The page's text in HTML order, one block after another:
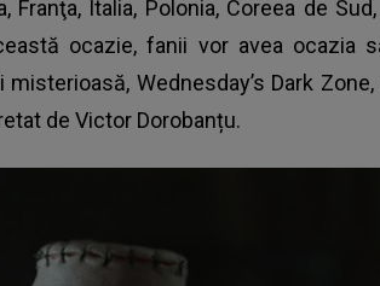
Franţa, Italia, Polonia, Coreea de
ocazie, fanii vor avea
Wednesday’s Dark
de Victor Dorobanțu.